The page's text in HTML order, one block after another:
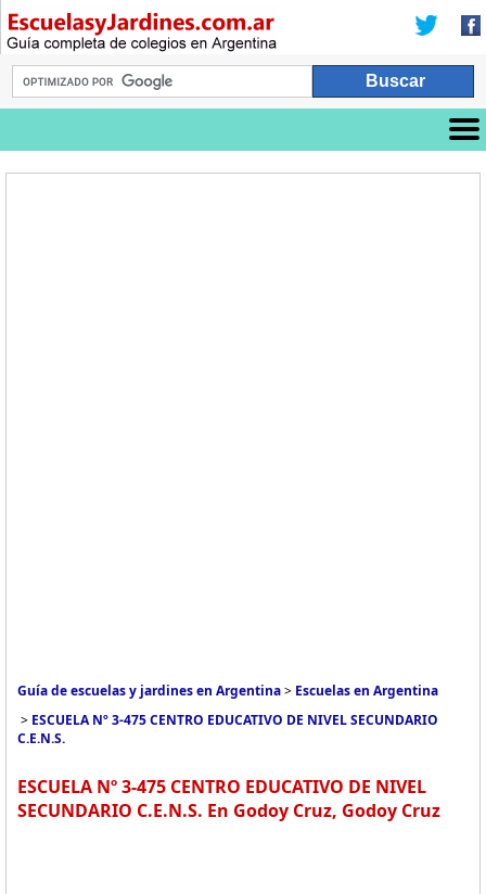
Guía de escuelas y jardines en Argentina> Escuelas en Argentina
> ESCUELA Nº 3-475 CENTRO EDUCATIVO DE NIVEL SECUNDARIO
C.E.N.S.
ESCUELA Nº 3-475 CENTRO EDUCATIVO DE NIVEL
SECUNDARIO C.E.N.S. En Godoy Cruz, Godoy Cruz